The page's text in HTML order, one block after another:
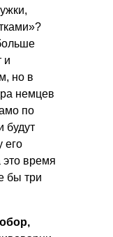
и
но в
немцев
по
будут
его
это время
бы три